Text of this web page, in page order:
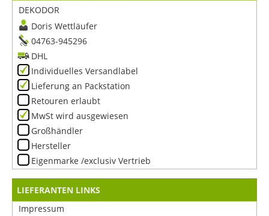
DEKODOR
Doris Wettläufer
04763-945296
DHL
Individuelles Versandlabel
Lieferung an Packstation
Retouren erlaubt
MwSt wird ausgewiesen
Großhändler
Hersteller
Eigenmarke /exclusiv Vertrieb
LIEFERANTEN LINKS
Impressum